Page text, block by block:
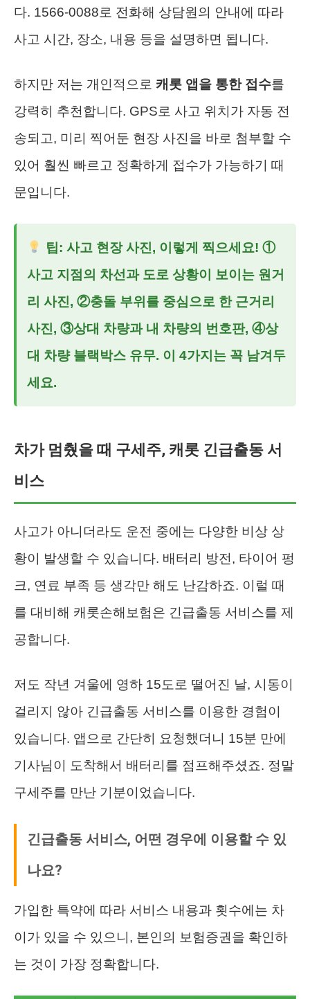
다. 1566-0088로 전화해 상담원의 안내에 따라
사고 시간, 장소, 내용 등을 설명하면 됩니다.
하지만 저는 개인적으로 캐롯 앱을 통한 접수를
강력히 추천합니다. GPS로 사고 위치가 자동 전
송되고, 미리 찍어둔 현장 사진을 바로 첨부할 수
있어 훨씬 빠르고 정확하게 접수가 가능하기 때
문입니다.
팁: 사고 현장 사진, 이렇게 찍으세요! ①
사고 지점의 차선과 도로 상황이 보이는 원거
리 사진, ②충돌 부위를 중심으로 한 근거리
사진, ③상대 차량과 내 차량의 번호판, ④상
대 차량 블랙박스 유무. 이 4가지는 꼭 남겨두
세요.
차가 멈췄을 때 구세주, 캐롯 긴급출동 서
비스
사고가 아니더라도 운전 중에는 다양한 비상 상
황이 발생할 수 있습니다. 배터리 방전, 타이어 펑
크, 연료 부족 등 생각만 해도 난감하죠. 이럴 때
를 대비해 캐롯손해보험은 긴급출동 서비스를 제
공합니다.
저도 작년 겨울에 영하 15도로 떨어진 날, 시동이
걸리지 않아 긴급출동 서비스를 이용한 경험이
있습니다. 앱으로 간단히 요청했더니 15분 만에
기사님이 도착해서 배터리를 점프해주셨죠. 정말
구세주를 만난 기분이었습니다.
긴급출동 서비스, 어떤 경우에 이용할 수 있
나요?
가입한 특약에 따라 서비스 내용과 횟수에는 차
이가 있을 수 있으니, 본인의 보험증권을 확인하
는 것이 가장 정확합니다.